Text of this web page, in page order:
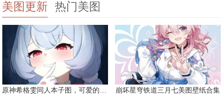
美图更新 热门美图
原神希格雯同人本子图，可爱的双马尾 崩坏星穹铁道三月七美图壁纸合集